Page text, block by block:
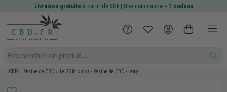
Livraison gratuite à partir de 50€ | Une commande = 1 cadeau
CBD Résine de CBD Le 25 Microns - Résine de CBD - Ivory